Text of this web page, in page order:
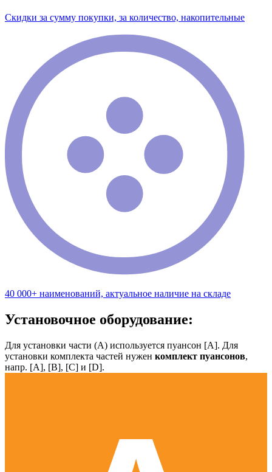
Скидки за сумму покупки, за количество, накопительные
40 000+ наименований, актуальное наличие на складе
Установочное оборудование:
Для установки части (А) используется пуансон [А]. Для
установки комплекта частей нужен комплект пуансонов,
напр. [А], [B], [С] и [D].